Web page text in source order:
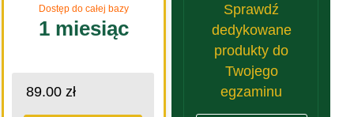
Dostęp do całej bazy
1 miesiąc
89.00 zł
Sprawdź
dedykowane
produkty do
Twojego
egzaminu